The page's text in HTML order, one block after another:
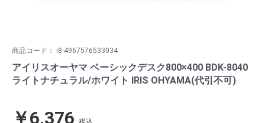
商品コード： i8-4967576533034
アイリスオーヤマ ベーシックデスク800×400 BDK-8040
ライトナチュラル/ホワイト IRIS OHYAMA(代引不可)
￥6,376